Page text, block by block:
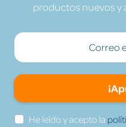
productos nuevos y
He leído y acepto la